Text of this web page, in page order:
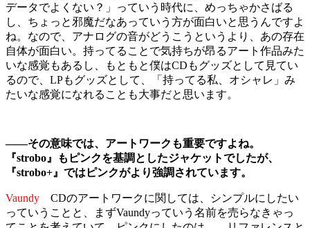
データでよくない？」っていう時代に、めっちゃかさばる
し、ちょっと邪魔だなあっていう方が面白いと思うんですよ
ね。なので、アナログの音がどうこうというより、あの存在
自体が面白い。持ってることで気持ちが昂るアート作品みた
いな感覚もあるし、もともと僕はCDもグッズとして見てい
るので、LPもグッズとして、「持ってる私、オシャレ」み
たいな感覚になれることも大事だと思います。
――その意味では、アートワークも重要ですよね。
『strobo』もピンクを基調としたジャケットでしたが、
『strobo+』ではピンクがより強調されています。
Vaundy CDのアートワークに関しては、シンプルにしたい
っていうことと、まずVaundyっていう名前を売らなきゃっ